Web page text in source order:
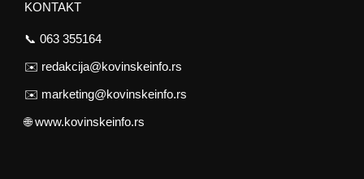
KONTAKT
📞 063 355164
✉️ redakcija@kovinskeinfo.rs
✉️ marketing@kovinskeinfo.rs
🌐www.kovinskeinfo.rs